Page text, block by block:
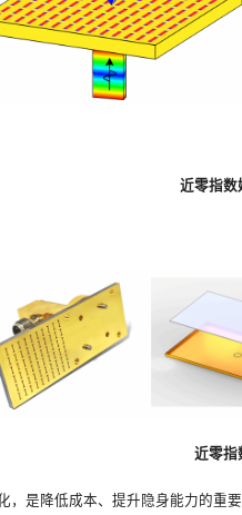
近零指数
近零指
，是降低成本、提升隐身能力的